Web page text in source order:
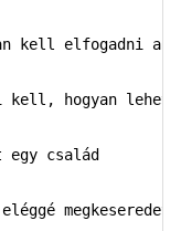
kell elfogadni a
kell, hogyan
egy család
megkeseredett